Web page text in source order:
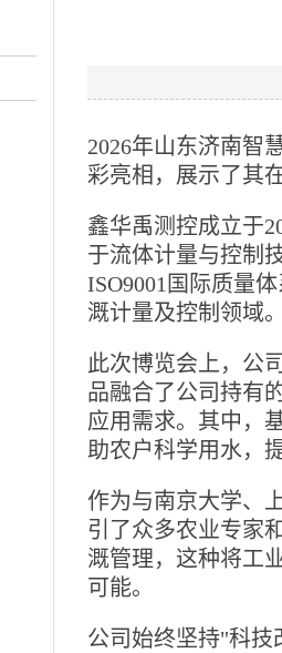
2026年山东济南智
彩亮相，展示了其
鑫华禹测控成立于
于流体计量与控制
ISO9001国际质量
溉计量及控制领域
此次博览会上，公
品融合了公司持有
应用需求。其中，
助农户科学用水，
作为与南京大学、
引了众多农业专家
溉管理，这种将工
可能。
公司始终坚持"科技